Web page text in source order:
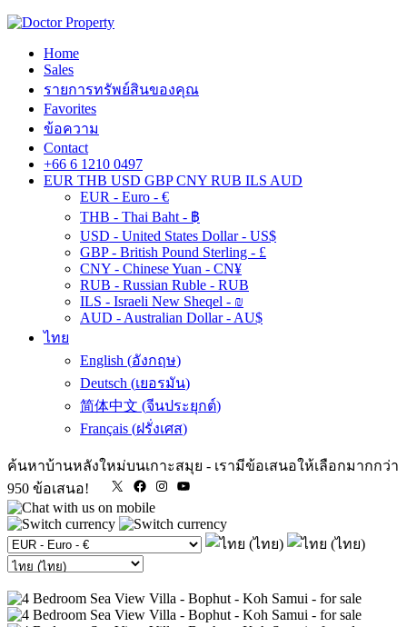
Home
Sales
รายการทรัพย์สินของคุณ
Favorites
ข้อความ
Contact
+66 6 1210 0497
EUR THB USD GBP CNY RUB ILS AUD
EUR - Euro - €
THB - Thai Baht - ฿
USD - United States Dollar - US$
GBP - British Pound Sterling - £
CNY - Chinese Yuan - CN¥
RUB - Russian Ruble - RUB
ILS - Israeli New Sheqel - ₪
AUD - Australian Dollar - AU$
ไทย
English (อังกฤษ)
Deutsch (เยอรมัน)
简体中文 (จีนประยุกต์)
Français (ฝรั่งเศส)
ค้นหาบ้านหลังใหม่บนเกาะสมุย - เรามีข้อเสนอให้เลือกมากกว่า
950 ข้อเสนอ!
X FacebookInstagram